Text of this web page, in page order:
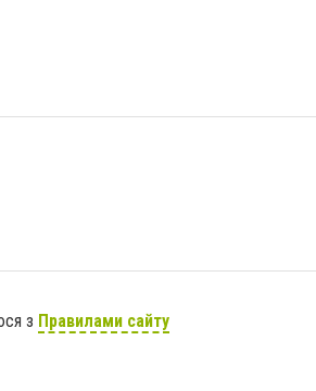
з Правилами сайту